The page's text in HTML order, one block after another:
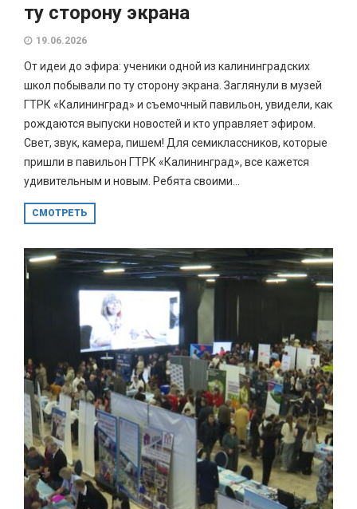
ту сторону экрана
19.06.2026
От идеи до эфира: ученики одной из калининградских
школ побывали по ту сторону экрана. Заглянули в музей
ГТРК «Калининград» и съемочный павильон, увидели, как
рождаются выпуски новостей и кто управляет эфиром.
Свет, звук, камера, пишем! Для семиклассников, которые
пришли в павильон ГТРК «Калининград», все кажется
удивительным и новым. Ребята своими...
СМОТРЕТЬ